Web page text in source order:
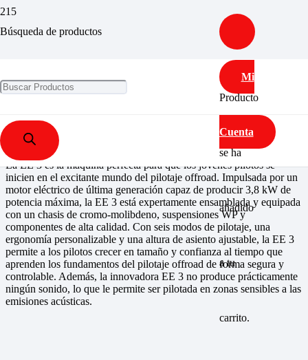
Búsqueda de productos
Producto
se ha
añadido
a tu
carrito.
Mi
Cuenta
EE 3
Inicio/MODELOS/MOTOCROSS
EE 3
La EE 3 es la máquina perfecta para que los jóvenes pilotos se
inicien en el excitante mundo del pilotaje offroad. Impulsada por un
motor eléctrico de última generación capaz de producir 3,8 kW de
potencia máxima, la EE 3 está expertamente ensamblada y equipada
con un chasis de cromo-molibdeno, suspensiones WP y
componentes de alta calidad. Con seis modos de pilotaje, una
ergonomía personalizable y una altura de asiento ajustable, la EE 3
permite a los pilotos crecer en tamaño y confianza al tiempo que
aprenden los fundamentos del pilotaje offroad de forma segura y
controlable. Además, la innovadora EE 3 no produce prácticamente
ningún sonido, lo que le permite ser pilotada en zonas sensibles a las
emisiones acústicas.